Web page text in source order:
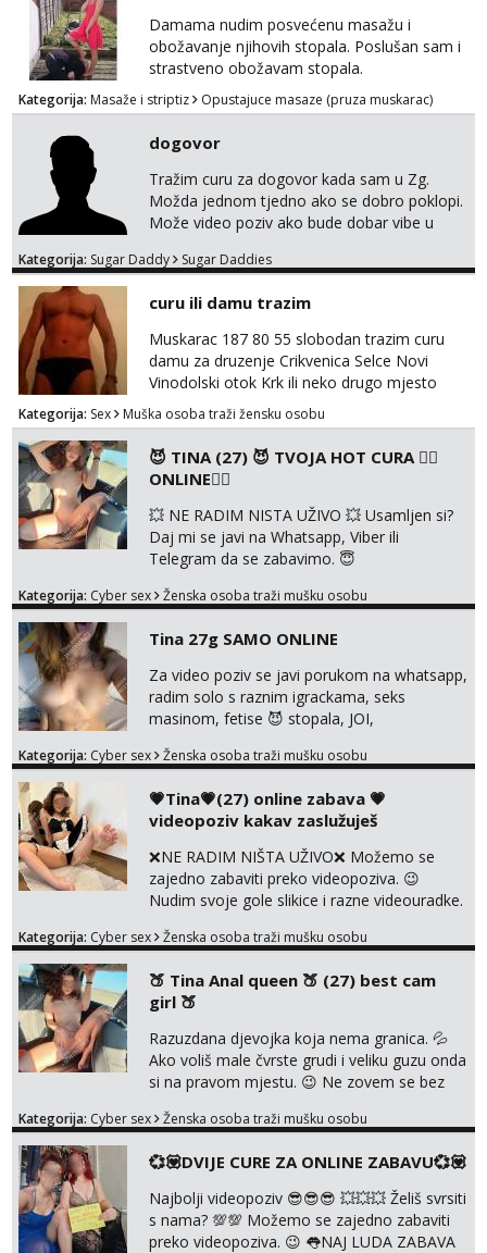
Damama nudim posvećenu masažu i
obožavanje njihovih stopala. Poslušan sam i
strastveno obožavam stopala.
Kategorija: Masaže i striptiz Opustajuce masaze (pruza muskarac)
dogovor
Tražim curu za dogovor kada sam u Zg.
Možda jednom tjedno ako se dobro poklopi.
Može video poziv ako bude dobar vibe u
ponude. Moje preference su duga kosa, do
Eventualne iznimke mogu biti zbog dobre
osobnosti i iskrene komunikacije. Tg:
@m49229
Kategorija: Sugar Daddy Sugar Daddies
curu ili damu trazim
Muskarac 187 80 55 slobodan trazim curu
damu za druzenje Crikvenica Selce Novi
Vinodolski otok Krk ili neko drugo mjesto
Kategorija: Sex Muška osoba traži žensku osobu
😈 TINA (27) 😈 TVOJA HOT CURA ❤️‍🔥
ONLINE❤️‍🔥
💥 NE RADIM NISTA UŽIVO 💥 Usamljen si?
Daj mi se javi na Whatsapp, Viber ili
Telegram da se zabavimo. 😇
videopoziv ili se možemo dopisivati uz slanje
videa, gacice i carapice 🤑 🤬 NE RADIM
UŽIVO🤬 🤬 NE RADIM UŽIVO🤬 🤬 NE
RADIM UŽIVO🤬 🤬 NE RADIM UŽIVO🤬 🤬
NE RADIM UŽIVO🤬...
Kategorija: Cyber sex Ženska osoba traži mušku osobu
Tina 27g SAMO ONLINE
Za video poziv se javi porukom na whatsapp,
radim solo s raznim igrackama, seks
masinom, fetise 😈 stopala, JOI,
u svim kombinacijama❗videa raznih na
tipkanje❗radim materijal po želji 😈 Radim
PROVJERU AUTENTIČNOSTI video pozivom
NIŠTA UŽIVO ME NE ZANIMA Čekam te 😘
091 912 3322...
Kategorija: Cyber sex Ženska osoba traži mušku osobu
💗Tina💗(27) online zabava 💗
videopoziv kakav zaslužuješ
❌NE RADIM NIŠTA UŽIVO❌ Možemo se
zajedno zabaviti preko videopoziva. 😉
Nudim svoje gole slikice i razne videouradke.
Whatsapp, Telegram ili Viber. 😎 +385 91 912
me vidjeti na videopozivu. 😉 S vama sam
vec 5 godina. Vaša Tina. 💗 ❌NE RADIM
NIŠTA UŽIVO❌ ❌NE RADIM NIŠTA UŽIVO❌
❌NE RADIM NIŠTA UŽIVO❌ ❌NE ...
Kategorija: Cyber sex Ženska osoba traži mušku osobu
🍑 Tina Anal queen 🍑 (27) best cam
girl 🍑
Razuzdana djevojka koja nema granica. 💦
Ako voliš male čvrste grudi i veliku guzu onda
si na pravom mjestu. 😉 Ne zovem se bez
grubu igru, dominaciju i puno prljavih igrica.
Ponuda videa koju ja nudim nećeš pronaći ni
kod jedne djevojke. U proteklih 5 godina
snimila sam preko 600 videouradaka. Malo je
reći da sam PR...
Kategorija: Cyber sex Ženska osoba traži mušku osobu
💞💟DVIJE CURE ZA ONLINE ZABAVU💞💟
Najbolji videopoziv 😎😎😎 💥💥💥 Želiš svrsiti
s nama? 💯💯 Možemo se zajedno zabaviti
preko videopoziva. 😉 👅NAJ LUDA ZABAVA